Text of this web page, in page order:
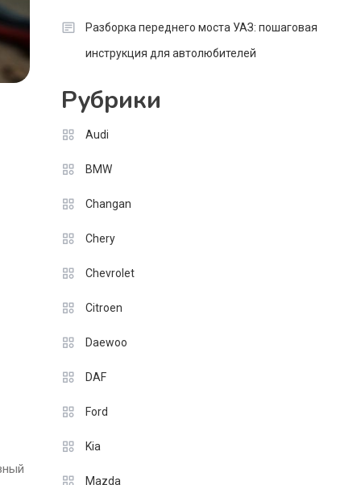
Разборка переднего моста УАЗ: пошаговая
инструкция для автолюбителей
Рубрики
Audi
BMW
Changan
Chery
Chevrolet
Citroen
Daewoo
DAF
Ford
Kia
Mazda